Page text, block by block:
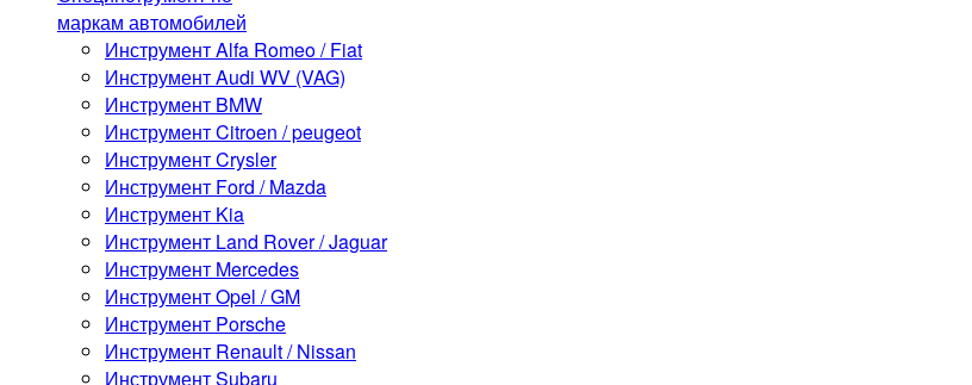
маркам автомобилей
Инструмент Alfa Romeo / Fiat
Инструмент Audi WV (VAG)
Инструмент BMW
Инструмент Citroen / peugeot
Инструмент Crysler
Инструмент Ford / Mazda
Инструмент Kia
Инструмент Land Rover / Jaguar
Инструмент Mercedes
Инструмент Opel / GM
Инструмент Porsche
Инструмент Renault / Nissan
Инструмент Subaru